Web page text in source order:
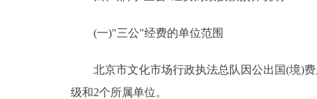
(一)"三公"经费的单位范围
北京市文化市场行政执法总队因公出国(境)费
级和2个所属单位。